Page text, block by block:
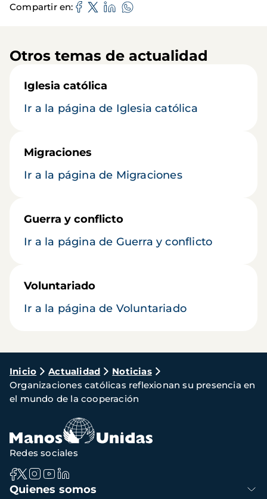
Compartir en
Otros temas de actualidad
Iglesia católica
Ir a la página de Iglesia católica
Migraciones
Ir a la página de Migraciones
Guerra y conflicto
Ir a la página de Guerra y conflicto
Voluntariado
Ir a la página de Voluntariado
Ruta
de
navegación
Inicio Actualidad
Noticias
Organizaciones católicas reflexionan su presencia en
el mundo de la cooperación
Navegación
Quienes somos
Redes sociales